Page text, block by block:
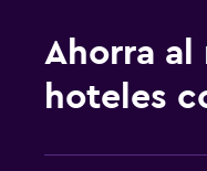
Ahorra al
hoteles